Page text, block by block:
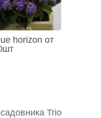
horizon от
Trio